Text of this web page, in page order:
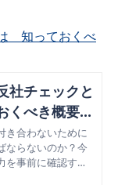
知っておくべ
社チェックと
べき概要と
方
き合わないために
ならないのか？今
を事前に確認する
て、概要や具体